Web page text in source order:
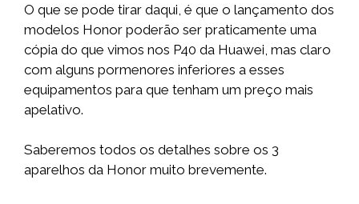
O que se pode tirar daqui, é que o lançamento dos
modelos Honor poderão ser praticamente uma
cópia do que vimos nos P40 da Huawei, mas claro
com alguns pormenores inferiores a esses
equipamentos para que tenham um preço mais
apelativo.
Saberemos todos os detalhes sobre os 3
aparelhos da Honor muito brevemente.